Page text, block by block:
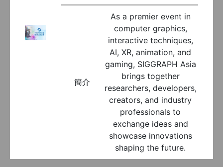
簡介
As a premier event in
computer graphics,
interactive techniques,
AI, XR, animation, and
gaming, SIGGRAPH Asia
brings together
researchers, developers,
creators, and industry
professionals to
exchange ideas and
showcase innovations
shaping the future.